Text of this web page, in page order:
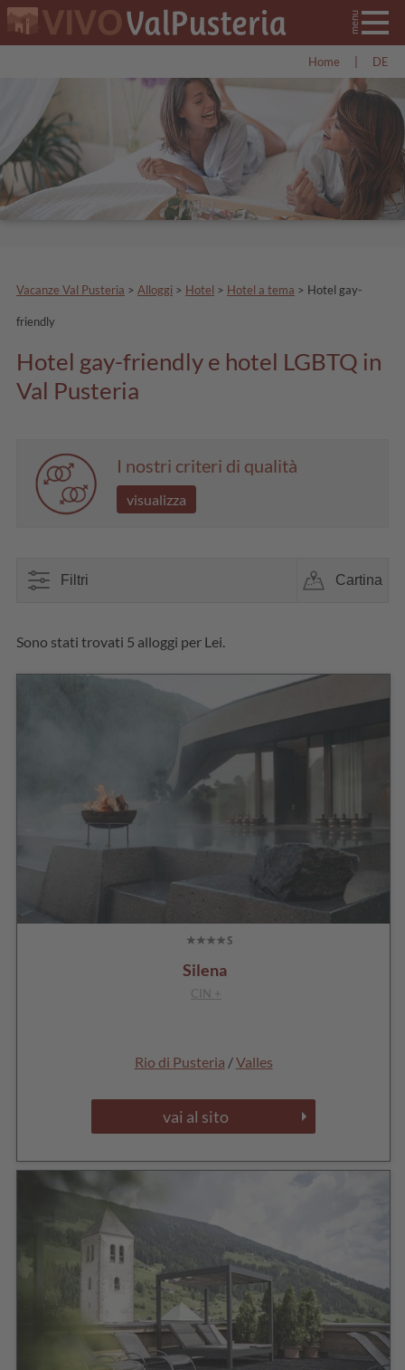
Home DE
Vacanze Val Pusteria > Alloggi > Hotel > Hotel a tema > Hotel gay-
friendly
Hotel gay-friendly e hotel LGBTQ in
Val Pusteria
I nostri criteri di qualità
visualizza
Filtri Cartina
Sono stati trovati 5 alloggi per Lei.
Silena
CIN +
Rio di Pusteria /Valles
vai al sito